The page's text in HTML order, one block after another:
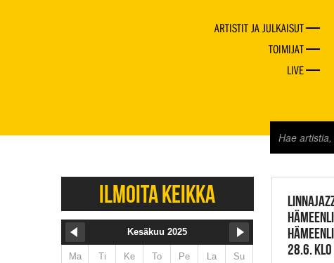
ARTISTIT JA JULKAISUT
TOIMIJAT
LIVE
JAZZ
28.6.
ILMOITA KEIKKA
Kesäkuu 2025
Ma Ti Ke To Pe La Su